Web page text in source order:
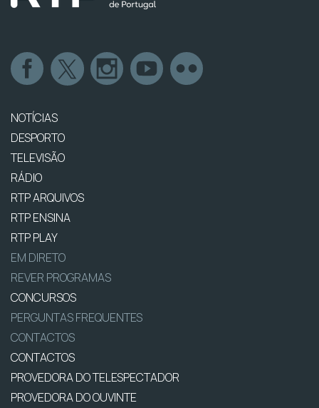
NOTÍCIAS
DESPORTO
TELEVISÃO
RÁDIO
RTP ARQUIVOS
RTP ENSINA
RTP PLAY
EM DIRETO
REVER PROGRAMAS
CONCURSOS
PERGUNTAS FREQUENTES
CONTACTOS
CONTACTOS
PROVEDORA DO TELESPECTADOR
PROVEDORA DO OUVINTE